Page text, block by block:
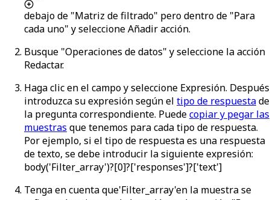
debajo de "Matriz de filtrado" pero dentro de "Para
cada uno" y seleccioneAñadir acción.
Busque "Operaciones de datos" y seleccione la acción
Redactar.
Haga clic en el campo y seleccione Expresión. Después
introduzca su expresión según el tipo de respuestade
la pregunta correspondiente. Puedecopiar y pegar las
muestras que tenemos para cada tipo de respuesta.
Por ejemplo, si el tipo de respuesta es una respuesta
de texto, se debe introducir la siguiente expresión:
body('Filter_array')?[0]?['responses']?['text']
Tenga en cuenta que'Filter_array'en la muestra se